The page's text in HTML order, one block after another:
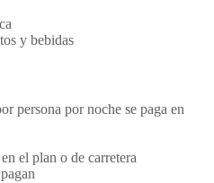
y bebidas
persona por noche se paga en
el plan o de carretera